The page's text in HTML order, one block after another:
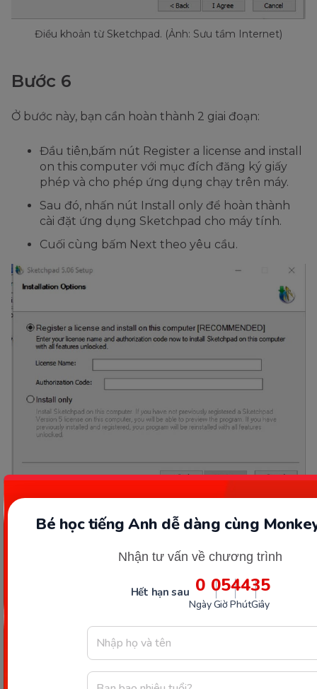
Bé học tiếng Anh dễ dàng cùng
Nhận tư vấn về chương trình
Hết hạn sau 0
Ngày
05
Giờ
44
Phút
34
Giây
Điều khoản từ Sketchpad. (Ảnh: Sưu tầm Internet)
Bước 6
Ở bước này, bạn cần hoàn thành 2 giai đoạn:
Đầu tiên,bấm nút Register a license and install
on this computer với mục đích đăng ký giấy
phép và cho phép ứng dụng chạy trên máy.
Sau đó, nhấn nút Install only để hoàn thành
cài đặt ứng dụng Sketchpad cho máy tính.
Cuối cùng bấm Next theo yêu cầu.
tầm Internet)
Tiếp tục nhấn Install một lần nữa để cài đặt công cụ
Sketchpad cho máy tính